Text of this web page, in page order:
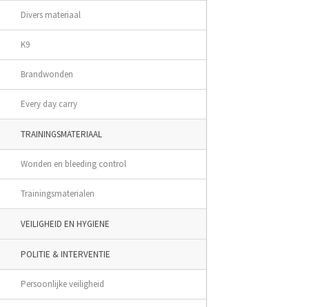
Divers materiaal
K9
Brandwonden
Every day carry
TRAININGSMATERIAAL
Wonden en bleeding control
Trainingsmaterialen
VEILIGHEID EN HYGIENE
POLITIE & INTERVENTIE
Persoonlijke veiligheid